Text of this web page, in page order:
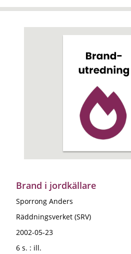
Brand i jordkällare
Sporrong Anders
Räddningsverket (SRV)
2002-05-23
6 s. : ill.